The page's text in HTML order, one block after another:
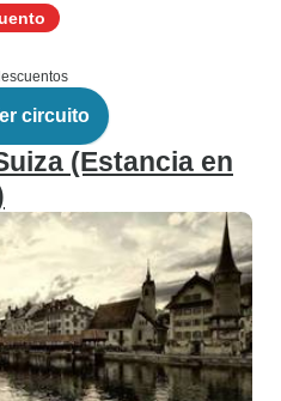
circuito
(Estancia en